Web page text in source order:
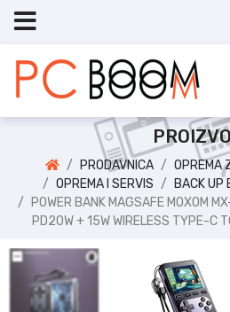
PRODAVNICA
OPREMA
OPREMA I SERVIS
BACK UP
POWER BANK MAGSAFE MOXOM
PD20W + 15W WIRELESS TYPE-C